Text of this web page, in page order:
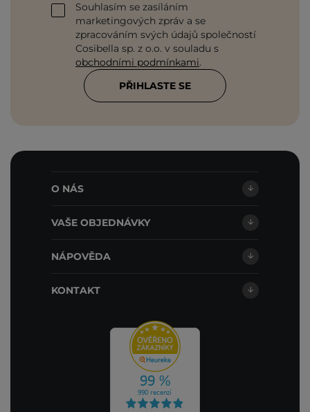
Souhlasím se zasíláním
marketingových zpráv a se
zpracováním svých údajů společností
Cosibella sp. z o.o. v souladu s
obchodními podmínkami.
PŘIHLASTE SE
O NÁS
VAŠE OBJEDNÁVKY
NÁPOVĚDA
KONTAKT